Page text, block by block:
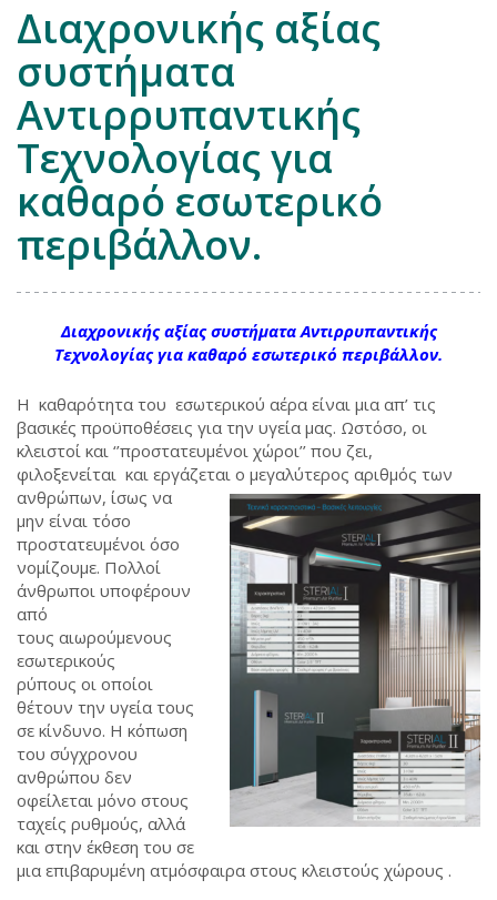
Διαχρονικής αξίας
συστήματα
Αντιρρυπαντικής
Τεχνολογίας για
καθαρό εσωτερικό
περιβάλλον.
Διαχρονικής αξίας συστήματα Αντιρρυπαντικής
Τεχνολογίας για καθαρό εσωτερικό περιβάλλον.
Η καθαρότητα του εσωτερικού αέρα είναι μια απ’ τις
βασικές προϋποθέσεις για την υγεία μας. Ωστόσο, οι
κλειστοί και ‘’προστατευμένοι χώροι’’ που ζει,
φιλοξενείται και εργάζεται ο μεγαλύτερος αριθμός των
ανθρώπων, ίσως να
μην είναι τόσο
προστατευμένοι όσο
νομίζουμε. Πολλοί
άνθρωποι υποφέρουν
από
τους αιωρούμενους
εσωτερικούς
ρύπους οι οποίοι
θέτουν την υγεία τους
σε κίνδυνο. Η κόπωση
του σύγχρονου
ανθρώπου δεν
οφείλεται μόνο στους
ταχείς ρυθμούς, αλλά
και στην έκθεση του σε
μια επιβαρυμένη ατμόσφαιρα στους κλειστούς χώρους .